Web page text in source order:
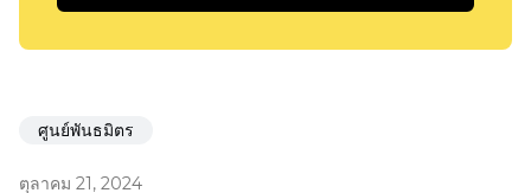
ศูนย์พันธมิตร
ตุลาคม 21, 2024